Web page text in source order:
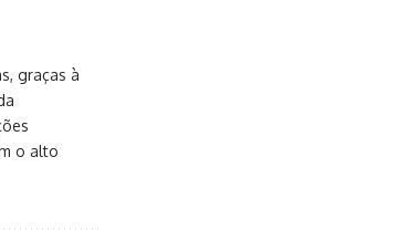
graças à
o alto